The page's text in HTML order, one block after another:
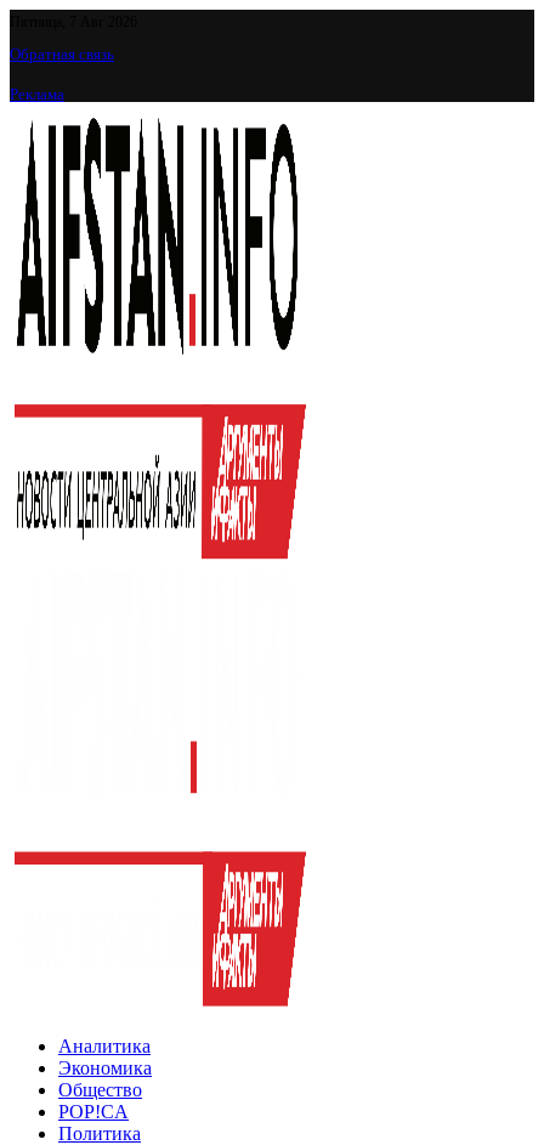
Обратная связь
Реклама
Аналитика
Экономика
Общество
POP!CA
Политика